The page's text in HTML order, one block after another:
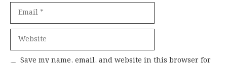
Email
Website
Save my name, email, and website in this browser for